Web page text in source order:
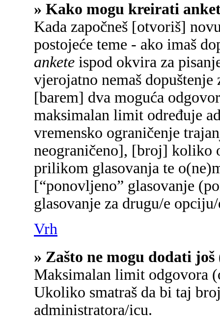
» Kako mogu kreirati
Kada započneš [otvoriš]
postojeće teme - ako imaš
ankete ispod okvira za
vjerojatno nemaš
[barem] dva moguća
maksimalan limit određuje
vremensko ograničenje
neograničeno], [broj] koliko
prilikom glasovanja te
[“ponovljeno” glasovanje
glasovanje za drugu/e
Vrh
» Zašto ne mogu dodati
Maksimalan limit odgovora
Ukoliko smatraš da bi taj
administratora/icu.